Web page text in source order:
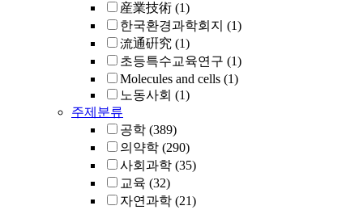
産業技術 (1)
한국환경과학회지 (1)
流通硏究 (1)
초등특수교육연구 (1)
Molecules and cells (1)
노동사회 (1)
주제분류
공학 (389)
의약학 (290)
사회과학 (35)
교육 (32)
자연과학 (21)